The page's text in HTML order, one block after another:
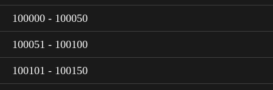
100000 - 100050
100051 - 100100
100101 - 100150